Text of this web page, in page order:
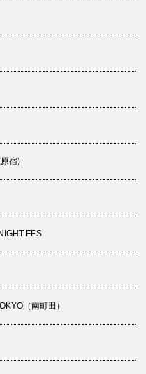
宿)
FES
（南町田）